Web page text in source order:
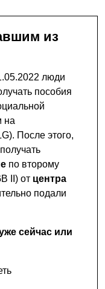
люди
пособия
на
После этого,
по второму
II) от центра
подали
сейчас или